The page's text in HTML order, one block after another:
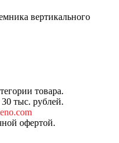
вертикального
товара.
тыс. рублей.
офертой.